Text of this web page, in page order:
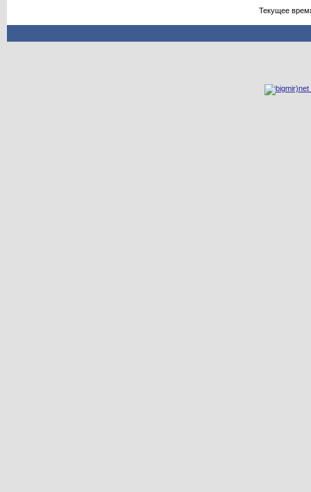
Текущее